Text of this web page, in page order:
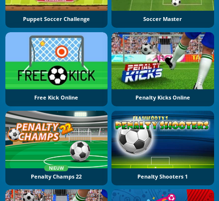
Puppet Soccer Challenge Soccer Master
Free Kick Online Penalty Kicks Online
NIEUW
Penalty Champs 22 Penalty Shooters 1